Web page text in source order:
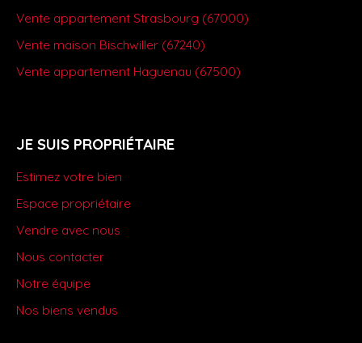
Vente appartement Strasbourg (67000)
Vente maison Bischwiller (67240)
Vente appartement Haguenau (67500)
JE SUIS PROPRIÉTAIRE
Estimez votre bien
Espace propriétaire
Vendre avec nous
Nous contacter
Notre équipe
Nos biens vendus